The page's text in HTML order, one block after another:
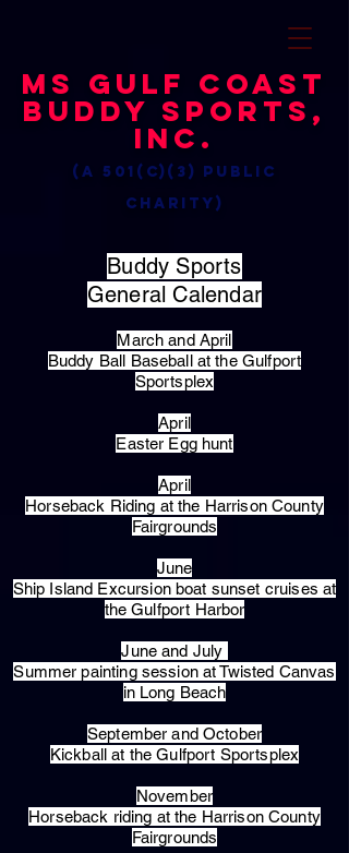
MS Gulf Coast
Buddy Sports,
Inc.
(a 501(c)(3) public
charity)
Buddy Sports
General Calendar
March and April
Buddy Ball Baseball at the Gulfport
Sportsplex
April
Easter Egg hunt
April
Horseback Riding at the Harrison County
Fairgrounds
June
Ship Island Excursion boat sunset cruises at
the Gulfport Harbor
June and July
Summer painting session at Twisted Canvas
in Long Beach
September and October
Kickball at the Gulfport Sportsplex
November
Horseback riding at the Harrison County
Fairgrounds